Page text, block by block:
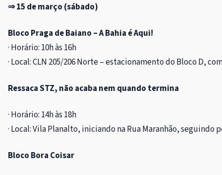
⇒ 15 de março (sábado)
Bloco Praga de Baiano – A Bahia é Aqui!
· Horário: 10h às 16h
· Local: CLN 205/206 Norte – estacionamento do Bloco D,
Ressaca STZ, não acaba nem quando termina
· Horário: 14h às 18h
· Local: Vila Planalto, iniciando na Rua Maranhão, seguindo
Bloco Bora Coisar